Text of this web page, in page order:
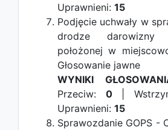
Uprawnieni: 15
Podjęcie uchwały w
drodze darowizny
położonej w
Głosowanie jawne
WYNIKI
Przeciw: 0|
Uprawnieni: 15
Sprawozdanie GOPS -